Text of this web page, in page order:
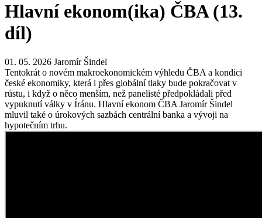
Hlavní ekonom(ika) ČBA (13.
díl)
01. 05. 2026 Jaromír Šindel
Tentokrát o novém makroekonomickém výhledu ČBA a kondici
české ekonomiky, která i přes globální tlaky bude pokračovat v
růstu, i když o něco menším, než panelisté předpokládali před
vypuknutí války v Íránu. Hlavní ekonom ČBA Jaromír Šindel
mluvil také o úrokových sazbách centrální banka a vývoji na
hypotečním trhu.